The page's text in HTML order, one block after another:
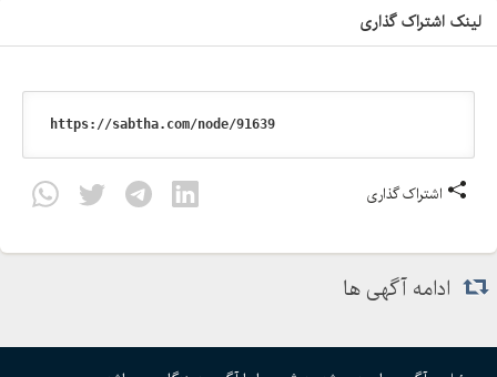
لینک اشتراک گذاری
اشتراک گذاری
ادامه آگهی ها